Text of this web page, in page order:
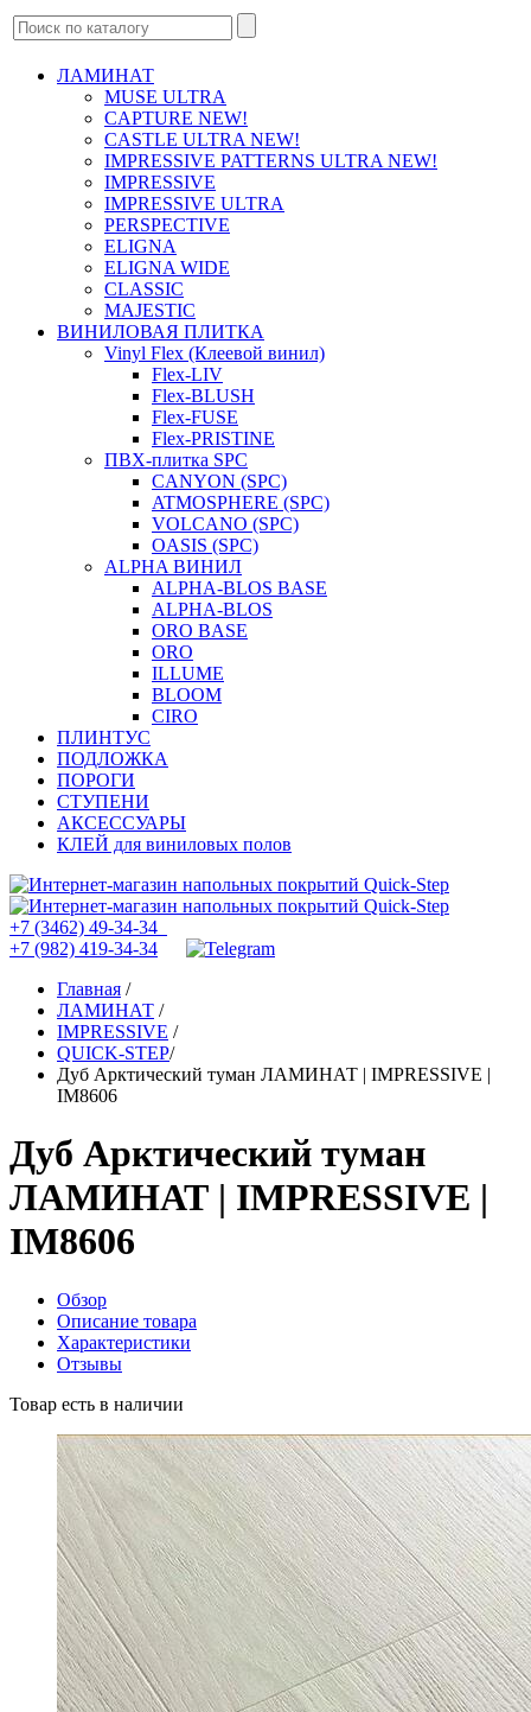
ЛАМИНАТ
MUSE ULTRA
CAPTURE NEW!
CASTLE ULTRA NEW!
IMPRESSIVE PATTERNS ULTRA NEW!
IMPRESSIVE
IMPRESSIVE ULTRA
PERSPECTIVE
ELIGNA
ELIGNA WIDE
CLASSIC
MAJESTIC
ВИНИЛОВАЯ ПЛИТКА
Vinyl Flex (Клеевой винил)
Flex-LIV
Flex-BLUSH
Flex-FUSE
Flex-PRISTINE
ПВХ-плитка SPC
CANYON (SPC)
ATMOSPHERE (SPC)
VOLCANO (SPC)
OASIS (SPC)
ALPHA ВИНИЛ
ALPHA-BLOS BASE
ALPHA-BLOS
ORO BASE
ORO
ILLUME
BLOOM
CIRO
ПЛИНТУС
ПОДЛОЖКА
ПОРОГИ
СТУПЕНИ
АКСЕССУАРЫ
КЛЕЙ для виниловых полов
+7 (3462) 49-34-34
+7 (982) 419-34-34
Главная /
ЛАМИНАТ /
IMPRESSIVE /
QUICK-STEP/
Дуб Арктический туман ЛАМИНАТ | IMPRESSIVE |
IM8606
Дуб Арктический туман
ЛАМИНАТ | IMPRESSIVE |
IM8606
Обзор
Описание товара
Характеристики
Отзывы
Товар есть в наличии